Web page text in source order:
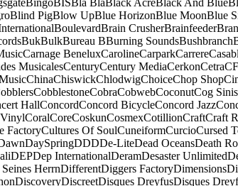
BingoBISBla BlaBlack AcreBlack And Blue
Blind PigBlow UpBlue HorizonBlue MoonBlue
BoulevardBrain CrusherBrainfeeder
BukBulkBureau BBurning SoundsBushbranch
Carnage BeneluxCarolineCarparkCarrere
MusicalesCenturyCentury MediaCerkonCetra
ChinaChiswickChlodwigChoiceChop Shop
CobblestoneCobraCobwebCoconutCog
HallConcordConcord BicycleConcord Jazz
CoralCoreCoskunCosmexCotillionCraftCraft
FactoryCultures Of SoulCuneiformCurcioCursed
DaySpringDDDDe-LiteDead OceansDeath
DEPDep InternationalDeramDesaster Unlimited
HerrnDifferentDiggers FactoryDimensions
DiscoveryDiscreetDisques DreyfusDisques